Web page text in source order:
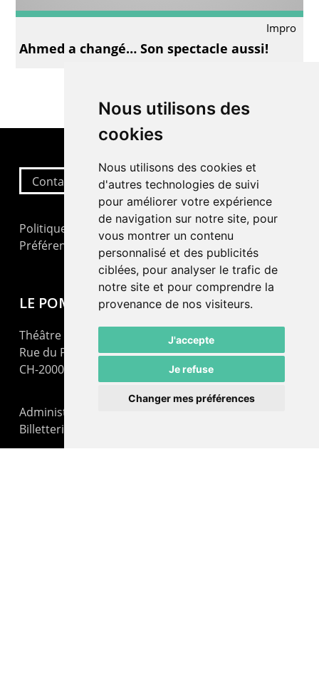
Nous utilisons des
cookies
Nous utilisons des cookies et
d'autres technologies de suivi
pour améliorer votre expérience
de navigation sur notre site, pour
vous montrer un contenu
personnalisé et des publicités
ciblées, pour analyser le trafic de
notre site et pour comprendre la
provenance de nos visiteurs.
J'accepte
Je refuse
Changer mes préférences
Impro
Ahmed a changé… Son spectacle aussi!
Contactez-nous
Politique de confidentialité
Préférences cookies
LE POMMIER
Théâtre – Centre Culturel Neuchâtelois
Rue du Pommier 9
CH-2000 Neuchâtel
Administration : +41 32 725 03 03
Billetterie : +41 32 725 05 05